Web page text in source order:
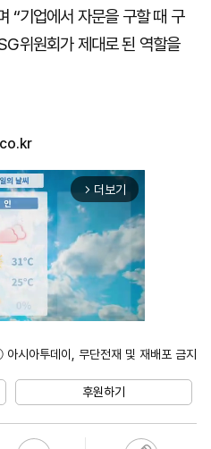
“기업에서 자문을 구할 때 구
위원회가 제대로 된 역할을
arrow_forward_ios 더보기
시아투데이, 무단전재 및 재배포 금지
후원하기